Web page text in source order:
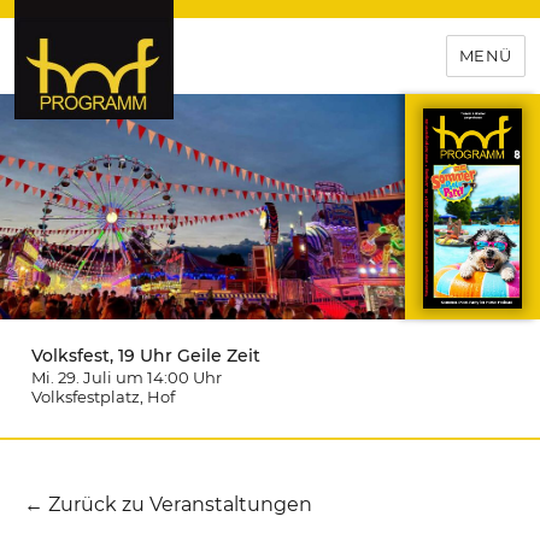
hof-programm – das
Veranstaltungsportal für
Hochfranken
MENÜ
Volksfest, 19 Uhr Geile Zeit
Mi. 29. Juli um 14:00 Uhr
Volksfestplatz , Hof
← Zurück zu Veranstaltungen